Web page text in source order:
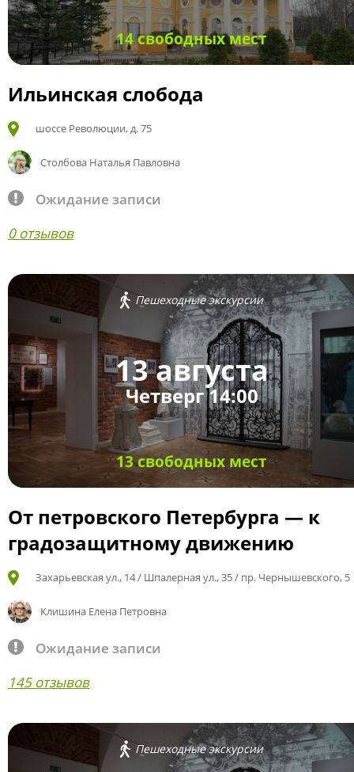
14 свободных мест
Ильинская слобода
шоссе Революции, д. 75
Столбова Наталья Павловна
Ожидание записи
0 отзывов
Пешеходные экскурсии
13 августа
Четверг 14:00
13 свободных мест
От петровского Петербурга — к
градозащитному движению
Захарьевская ул., 14 / Шпалерная ул., 35 / пр. Чернышевского, 5
Клишина Елена Петровна
Ожидание записи
145 отзывов
Пешеходные экскурсии